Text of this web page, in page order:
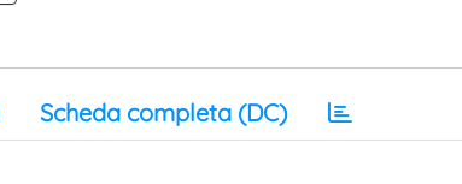
Scheda completa (DC)